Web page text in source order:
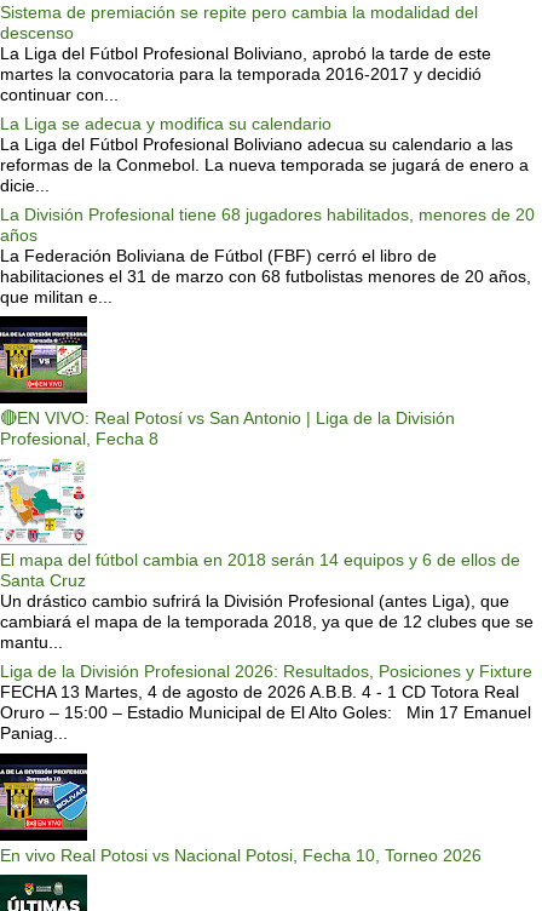
Sistema de premiación se repite pero cambia la modalidad del
descenso
La Liga del Fútbol Profesional Boliviano, aprobó la tarde de este
martes la convocatoria para la temporada 2016-2017 y decidió
continuar con...
La Liga se adecua y modifica su calendario
La Liga del Fútbol Profesional Boliviano adecua su calendario a las
reformas de la Conmebol. La nueva temporada se jugará de enero a
dicie...
La División Profesional tiene 68 jugadores habilitados, menores de 20
años
La Federación Boliviana de Fútbol (FBF) cerró el libro de
habilitaciones el 31 de marzo con 68 futbolistas menores de 20 años,
que militan e...
🔴EN VIVO: Real Potosí vs San Antonio | Liga de la División
Profesional, Fecha 8
El mapa del fútbol cambia en 2018 serán 14 equipos y 6 de ellos de
Santa Cruz
Un drástico cambio sufrirá la División Profesional (antes Liga), que
cambiará el mapa de la temporada 2018, ya que de 12 clubes que se
mantu...
Liga de la División Profesional 2026: Resultados, Posiciones y Fixture
FECHA 13 Martes, 4 de agosto de 2026 A.B.B. 4 - 1 CD Totora Real
Oruro – 15:00 – Estadio Municipal de El Alto Goles: Min 17 Emanuel
Paniag...
En vivo Real Potosi vs Nacional Potosi, Fecha 10, Torneo 2026